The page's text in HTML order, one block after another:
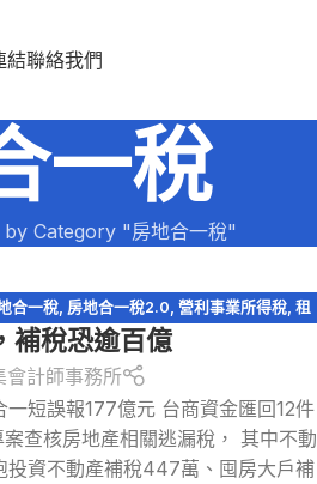
結聯絡我們
一稅
Category "房地合一稅"
合一稅, 房地合一稅2.0,營利事業所得稅,租
交易所得
補稅恐逾百億
會計師事務所
短誤報177億元 台商資金匯回12件
查核房地產相關逃漏稅， 其中不動
資不動產補稅447萬、囤房大戶補